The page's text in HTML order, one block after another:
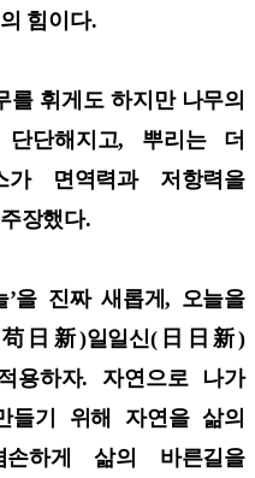
힘이다.
를 휘게도 하지만 나무의
단해지고, 뿌리는 더
가 면역력과 저항력을
장했다.
을 진짜 새롭게, 오늘을
苟日新)일일신(日日新)
하자. 자연으로 나가
들기 위해 자연을 삶의
하게 삶의 바른길을